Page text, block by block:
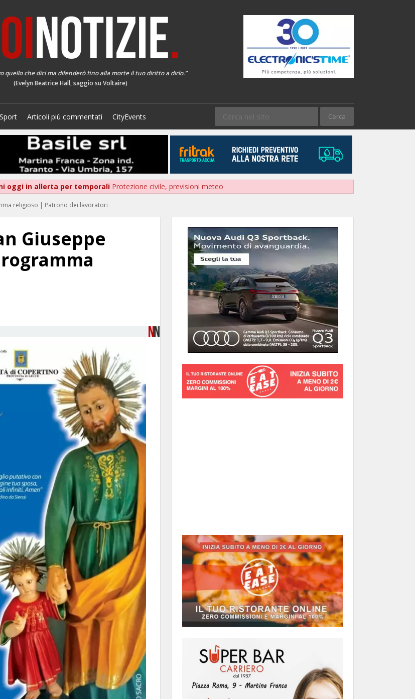
quello che dici ma difenderò fino alla morte il tuo diritto a dirlo.”
(Evelyn Beatrice Hall, saggio su Voltaire)
Sport Articoli più commentati CityEvents
oggi in allerta per temporali Protezione civile, previsioni meteo
religioso | Patrono dei lavoratori
Giuseppe